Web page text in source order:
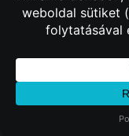
© 2026